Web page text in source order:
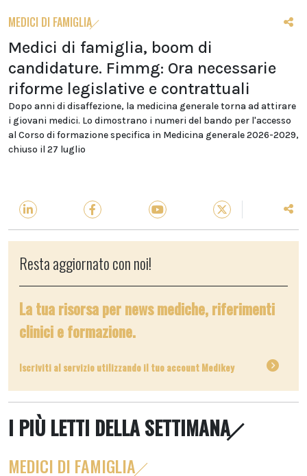
MEDICI DI FAMIGLIA
Medici di famiglia, boom di
candidature. Fimmg: Ora necessarie
riforme legislative e contrattuali
Dopo anni di disaffezione, la medicina generale torna ad attirare
i giovani medici. Lo dimostrano i numeri del bando per l'accesso
al Corso di formazione specifica in Medicina generale 2026-2029,
chiuso il 27 luglio
Resta aggiornato con noi!
La tua risorsa per news mediche, riferimenti
clinici e formazione.
Iscriviti al servizio utilizzando il tuo account Medikey
I PIÙ LETTI DELLA SETTIMANA
MEDICI DI FAMIGLIA